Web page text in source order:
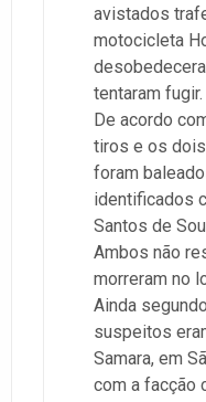
avistados
motocicleta
tentaram fugir.
De acordo
tiros e os
foram
identificados
Santos de
Ambos não
morreram no
Ainda
suspeitos
Samara, em
com a facção